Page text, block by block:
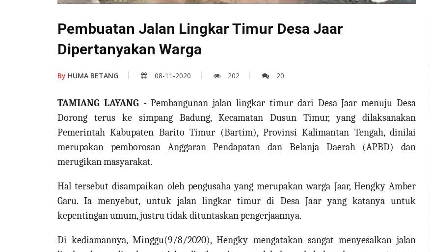
Pembuatan Jalan Lingkar Timur Desa Jaar
Dipertanyakan Warga
By HUMA BETANG 08-11-2020 202 20
TAMIANG LAYANG- Pembangunan jalan lingkar timur dari Desa Jaar menuju Desa
Dorong terus ke simpang Badung, Kecamatan Dusun Timur, yang dilaksanakan
Pemerintah Kabupaten Barito Timur (Bartim), Provinsi Kalimantan Tengah, dinilai
merupakan pemborosan Anggaran Pendapatan dan Belanja Daerah (APBD) dan
merugikan masyarakat.
Hal tersebut disampaikan oleh pengusaha yang merupakan warga Jaar, Hengky Amber
Garu. Ia menyebut, untuk jalan lingkar timur di Desa Jaar yang katanya untuk
kepentingan umum, justru tidak dituntaskan pengerjaannya.
Di kediamannya, Minggu(9/8/2020), Hengky mengatakan sangat menyesalkan jalan